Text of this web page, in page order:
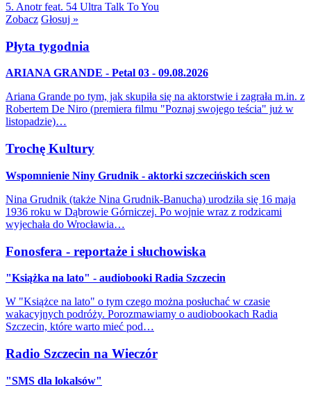
5. Anotr feat. 54 Ultra Talk To You
Zobacz Głosuj »
Płyta tygodnia
ARIANA GRANDE - Petal 03 - 09.08.2026
Ariana Grande po tym, jak skupiła się na aktorstwie i zagrała m.in. z
Robertem De Niro (premiera filmu "Poznaj swojego teścia" już w
listopadzie)…
Trochę Kultury
Wspomnienie Niny Grudnik - aktorki szczecińskich scen
Nina Grudnik (także Nina Grudnik-Banucha) urodziła się 16 maja
1936 roku w Dąbrowie Górniczej. Po wojnie wraz z rodzicami
wyjechała do Wrocławia…
Fonosfera - reportaże i słuchowiska
"Książka na lato" - audiobooki Radia Szczecin
W "Książce na lato" o tym czego można posłuchać w czasie
wakacyjnych podróży. Porozmawiamy o audiobookach Radia
Szczecin, które warto mieć pod…
Radio Szczecin na Wieczór
"SMS dla lokalsów"